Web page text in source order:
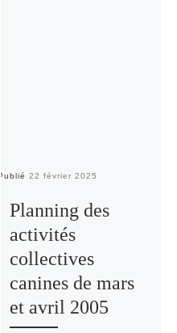
Publié22 février 2025
Planning des
activités
collectives
canines de mars
et avril 2005